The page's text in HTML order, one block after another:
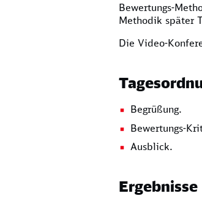
Bewertungs-
Methodik später
Die Video-
Begrüßung.
Bewertungs-
Ausblick.
Ergebnisse